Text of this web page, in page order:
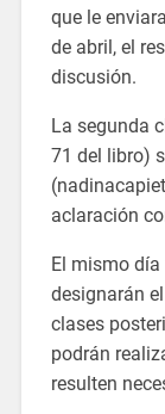
que le
de abril, el
discusión.
La segunda
71 del libro)
aclaración
El mismo día
designarán
clases
podrán
resulten